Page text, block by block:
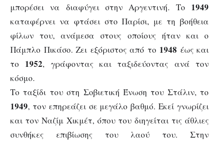
μπορέσει να διαφύγει στην Αργεντινή. Το 1949
καταφέρνει να φτάσει στο Παρίσι, με τη βοήθεια
φίλων του, ανάμεσα στους οποίους ήταν και ο
Πάμπλο Πικάσο. Ζει εξόριστος από το 1948 έως και
το 1952, γράφοντας και ταξιδεύοντας ανά τον
κόσμο.
Το ταξίδι του στη Σοβιετική Ένωση του Στάλιν, το
1949, τον επηρεάζει σε μεγάλο βαθμό. Εκεί γνωρίζει
και τον Ναζίμ Χικμέτ, όπου του διηγείται τις άθλιες
συνθήκες επιβίωσης του λαού του. Στην